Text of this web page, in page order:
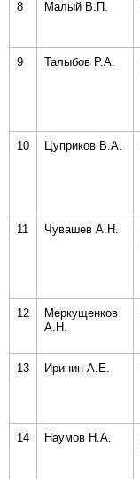
8 Малый В.П.
9 Талыбов Р.А.
10 Цуприков В.А.
11 Чувашев А.Н.
12
Меркущенков
А.Н.
13 Иринин А.Е.
14 Наумов Н.А.